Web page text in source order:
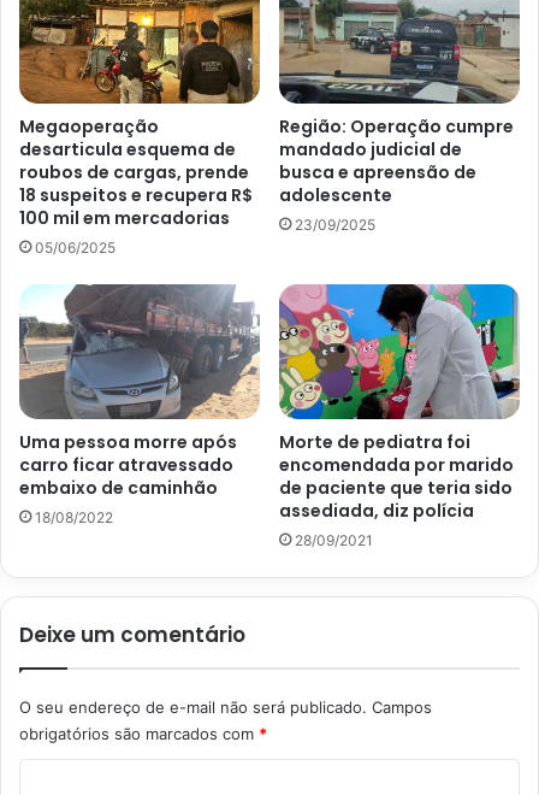
Megaoperação
desarticula esquema de
roubos de cargas, prende
18 suspeitos e recupera R$
100 mil em mercadorias
05/06/2025
Região: Operação cumpre
mandado judicial de
busca e apreensão de
adolescente
23/09/2025
Uma pessoa morre após
carro ficar atravessado
embaixo de caminhão
18/08/2022
Morte de pediatra foi
encomendada por marido
de paciente que teria sido
assediada, diz polícia
28/09/2021
Deixe um comentário
O seu endereço de e-mail não será publicado. Campos
obrigatórios são marcados com *